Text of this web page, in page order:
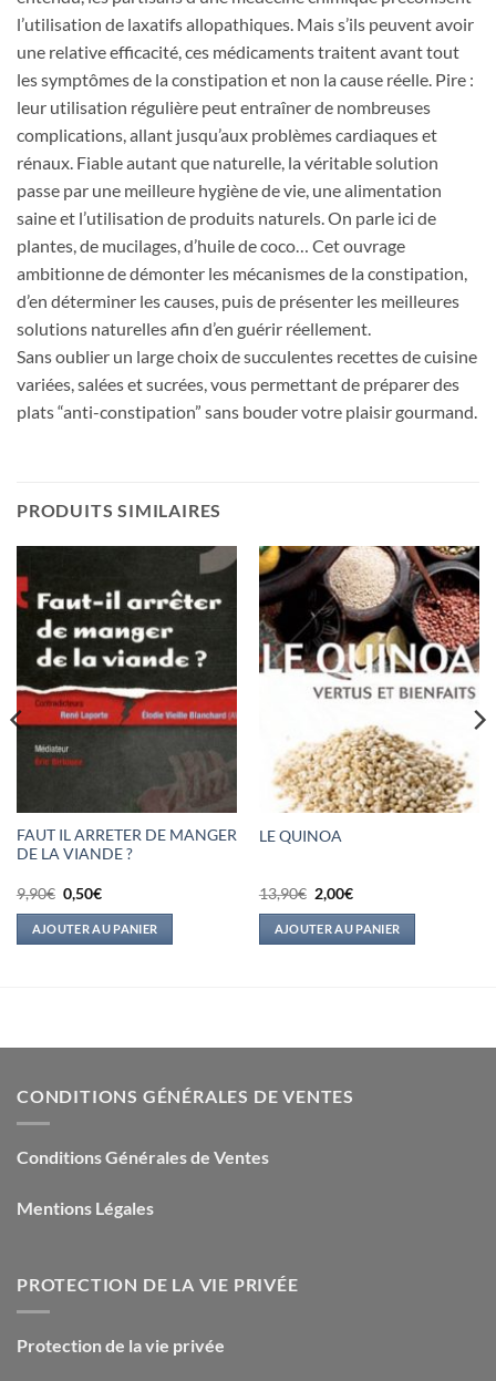
l’utilisation de laxatifs allopathiques. Mais s’ils peuvent avoir
une relative efficacité, ces médicaments traitent avant tout
les symptômes de la constipation et non la cause réelle. Pire :
leur utilisation régulière peut entraîner de nombreuses
complications, allant jusqu’aux problèmes cardiaques et
rénaux. Fiable autant que naturelle, la véritable solution
passe par une meilleure hygiène de vie, une alimentation
saine et l’utilisation de produits naturels. On parle ici de
plantes, de mucilages, d’huile de coco… Cet ouvrage
ambitionne de démonter les mécanismes de la constipation,
d’en déterminer les causes, puis de présenter les meilleures
solutions naturelles afin d’en guérir réellement.
Sans oublier un large choix de succulentes recettes de cuisine
variées, salées et sucrées, vous permettant de préparer des
plats “anti-constipation” sans bouder votre plaisir gourmand.
PRODUITS SIMILAIRES
FAUT IL ARRETER DE MANGER
DE LA VIANDE ?
9,90€ Le
prix
initial
était :
9,90€.
0,50€Le
actuel
est :
0,50€.
AJOUTER AU PANIER
LE QUINOA
13,90€ Le
prix
initial
était :
13,90€.
2,00€Le
actuel
est :
2,00€.
AJOUTER AU PANIER
CONDITIONS GÉNÉRALES DE VENTES
Conditions Générales de Ventes
Mentions Légales
PROTECTION DE LA VIE PRIVÉE
Protection de la vie privée